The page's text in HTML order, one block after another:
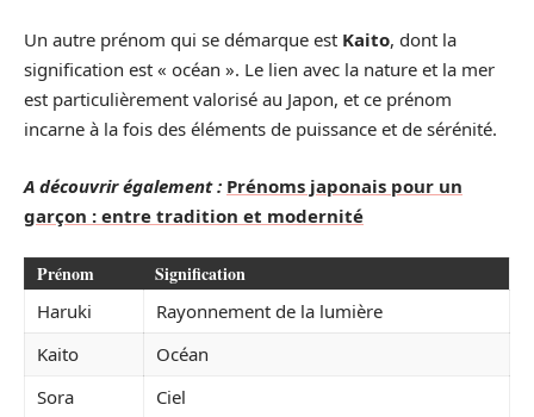
Un autre prénom qui se démarque est Kaito, dont la
signification est « océan ». Le lien avec la nature et la mer
est particulièrement valorisé au Japon, et ce prénom
incarne à la fois des éléments de puissance et de sérénité.
A découvrir également : Prénoms japonais pour un
garçon : entre tradition et modernité
Prénom Signification
Haruki
Rayonnement de la lumière
Kaito
Océan
Sora
Ciel